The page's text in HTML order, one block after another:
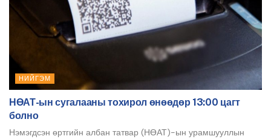
НИЙГЭМ
НӨАТ-ын сугалааны тохирол өнөөдөр 13:00 цагт
болно
Нэмэгдсэн өртгийн албан татвар (НӨАТ)-ын урамшууллын